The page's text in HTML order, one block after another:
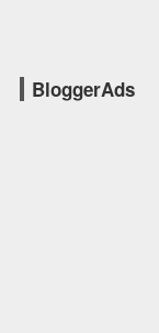
BloggerAds